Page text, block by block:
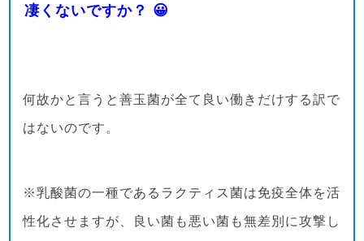
凄くないですか？ 😀
何故かと言うと善玉菌が全て良い働きだけする訳で
はないのです。
※乳酸菌の一種であるラクティス菌は免疫全体を活
性化させますが、良い菌も悪い菌も無差別に攻撃し